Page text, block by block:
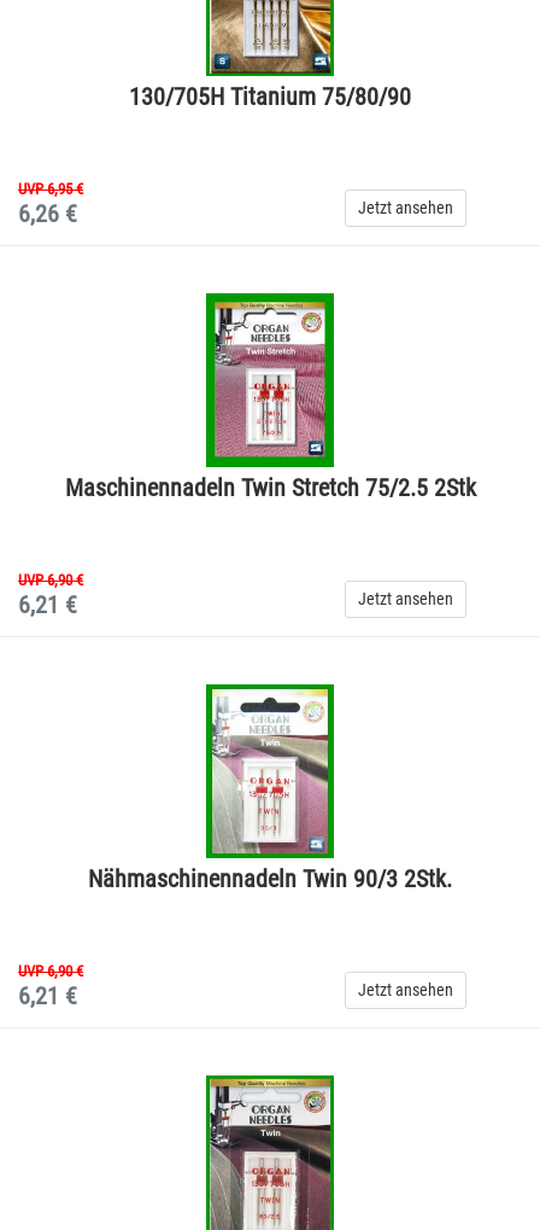
130/705H Titanium 75/80/90
UVP 6,95 €
6,26 € Jetzt ansehen
Maschinennadeln Twin Stretch 75/2.5 2Stk
UVP 6,90 €
6,21 € Jetzt ansehen
Nähmaschinennadeln Twin 90/3 2Stk.
UVP 6,90 €
6,21 € Jetzt ansehen